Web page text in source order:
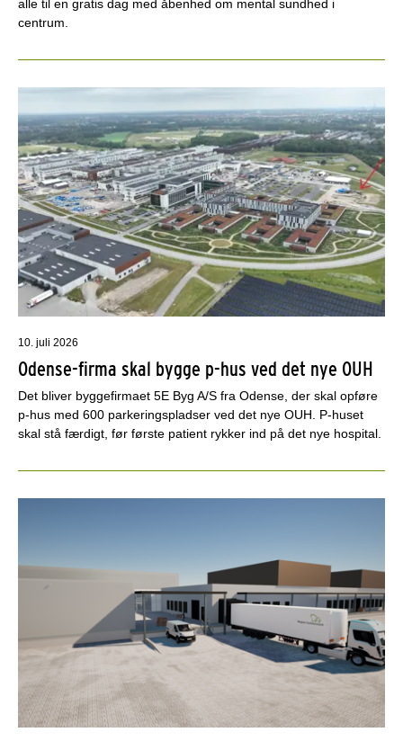
alle til en gratis dag med åbenhed om mental sundhed i
centrum.
10. juli 2026
Odense-firma skal bygge p-hus ved det nye OUH
Det bliver byggefirmaet 5E Byg A/S fra Odense, der skal opføre
p-hus med 600 parkeringspladser ved det nye OUH. P-huset
skal stå færdigt, før første patient rykker ind på det nye hospital.